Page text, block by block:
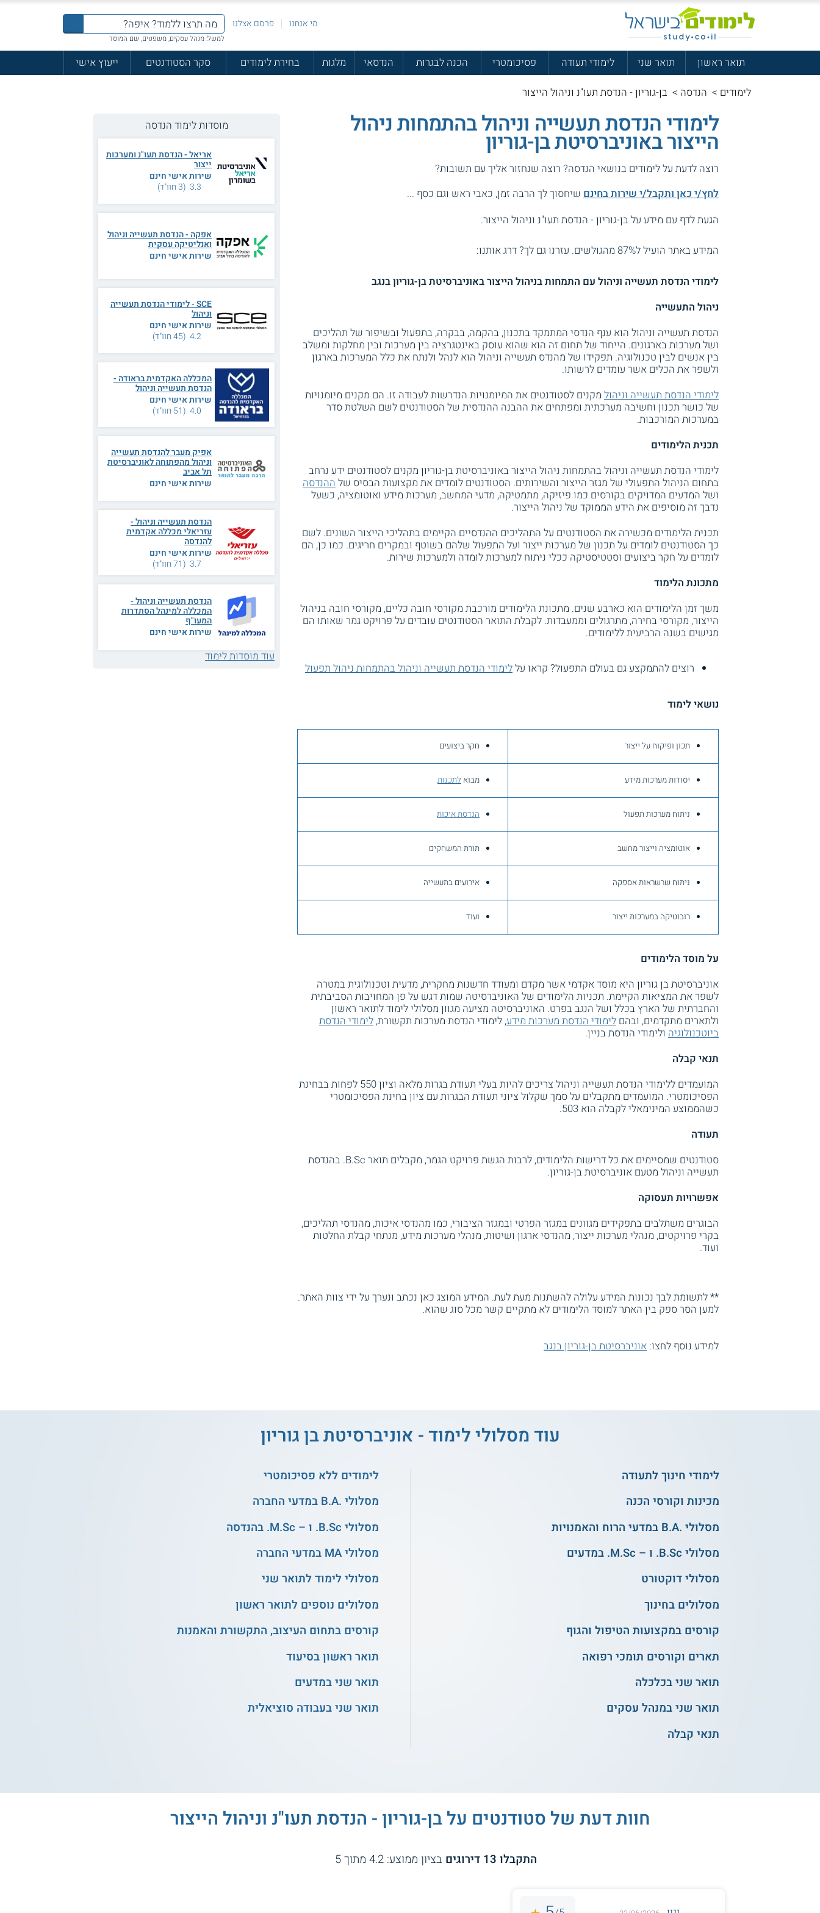
מי אנחנו פרסם אצלנו
למשל: מנהל עסקים, משפטים, שם המוסד
תואר ראשון תואר שני לימודי תעודה פסיכומטרי הכנה לבגרות הנדסאי מלגות בחירת לימודים סקר הסטודנטים
ייעוץ אישי
לימודים > הנדסה > בן-גוריון - הנדסת תעו"נ וניהול הייצור
לימודי הנדסת תעשייה וניהול בהתמחות ניהול
הייצור באוניברסיטת בן-גוריון
רוצה לדעת על לימודים בנושאי הנדסה? רוצה שנחזור אליך עם תשובות?
לחץ/י כאן ותקבל/י שירות בחינם שיחסוך לך הרבה זמן, כאבי ראש וגם כסף ...
הגעת לדף עם מידע על בן-גוריון - הנדסת תעו"נ וניהול הייצור.
המידע באתר הועיל ל87% מהגולשים.
עזרנו גם לך? דרג אותנו:
לימודי הנדסת תעשייה וניהול עם התמחות בניהול הייצור באוניברסיטת בן-גוריון בנגב
ניהול התעשייה
הנדסת תעשייה וניהול הוא ענף הנדסי המתמקד בתכנון, בהקמה, בבקרה, בתפעול ובשיפור של תהליכים
ושל מערכות בארגונים. הייחוד של תחום זה הוא שהוא עוסק באינטגרציה בין מערכות ובין מחלקות ומשלב
בין אנשים לבין טכנולוגיה. תפקידו של מהנדס תעשייה וניהול הוא לנהל ולנתח את כלל המערכות בארגון
ולשפר את הכלים אשר עומדים לרשותו.
לימודי הנדסת תעשייה וניהול מקנים לסטודנטים את המיומנויות הנדרשות לעבודה זו. הם מקנים מיומנויות
של כושר תכנון וחשיבה מערכתית ומפתחים את ההבנה ההנדסית של הסטודנטים לשם השלטת סדר
במערכות המורכבות.
תכנית הלימודים
לימודי הנדסת תעשייה וניהול בהתמחות ניהול הייצור באוניברסיטת בן-גוריון מקנים לסטודנטים ידע נרחב
בתחום הניהול התפעולי של מגזר הייצור והשירותים. הסטודנטים לומדים את מקצועות הבסיס שלההנדסה
ושל המדעים המדויקים בקורסים כמו פיזיקה, מתמטיקה, מדעי המחשב, מערכות מידע ואוטומציה, כשעל
נדבך זה מוסיפים את הידע הממוקד של ניהול הייצור.
תכנית הלימודים מכשירה את הסטודנטים על התהליכים ההנדסיים הקיימים בתהליכי הייצור השונים. לשם
כך הסטודנטים לומדים על תכנון של מערכות ייצור ועל התפעול שלהם בשוטף ובמקרים חריגים. כמו כן, הם
לומדים על חקר ביצועים וסטטיסטיקה ככלי ניתוח למערכות לומדה ולמערכות שירות.
מתכונת הלימוד
משך זמן הלימודים הוא כארבע שנים. מתכונת הלימודים מורכבת מקורסי חובה כליים, מקורסי חובה בניהול
הייצור, מקורסי בחירה, מתרגולים וממעבדות. לקבלת התואר הסטודנטים עובדים על פרויקט גמר שאותו הם
מגישים בשנה הרביעית ללימודים.
רוצים להתמקצע גם בעולם התפעול? קראו עללימודי הנדסת תעשייה וניהול בהתמחות ניהול תפעול
נושאי לימוד
תכון ופיקוח על ייצור חקר ביצועים
יסודות מערכות מידע מבואלתכנות
ניתוח מערכות תפעול הנדסת איכות
אוטומציה וייצור מחשב תורת המשחקים
ניתוח שרשראות אספקה אירועים בתעשייה
רובוטיקה במערכות ייצור ועוד
על מוסד הלימודים
אוניברסיטת בן גוריון היא מוסד אקדמי אשר מקדם ומעודד חדשנות מחקרית, מדעית וטכנולוגית במטרה
לשפר את המציאות הקיימת. תכניות הלימודים של האוניברסיטה שמות דגש על פן המחויבות הסביבתית
והחברתית של הארץ בכלל ושל הנגב בפרט. האוניברסיטה מציעה מגוון מסלולי לימוד לתואר ראשון
ולתארים מתקדמים, ובהם לימודי הנדסת מערכות מידע, לימודי הנדסת מערכות תקשורת,לימודי הנדסת
ביוטכנולוגיה ולימודי הנדסת בניין.
תנאי קבלה
המועמדים ללימודי הנדסת תעשייה וניהול צריכים להיות בעלי תעודת בגרות מלאה וציון 550 לפחות בבחינת
הפסיכומטרי. המועמדים מתקבלים על סמך שקלול ציוני תעודת הבגרות עם ציון בחינת הפסיכומטרי
כשהממוצע המינימאלי לקבלה הוא 503.
תעודה
סטודנטים שמסיימים את כל דרישות הלימודים, לרבות הגשת פרויקט הגמר, מקבלים תואר B.Sc. בהנדסת
תעשייה וניהול מטעם אוניברסיטת בן-גוריון.
אפשרויות תעסוקה
הבוגרים משתלבים בתפקידים מגוונים במגזר הפרטי ובמגזר הציבורי, כמו מהנדסי איכות, מהנדסי תהליכים,
בקרי פרויקטים, מנהלי מערכות ייצור, מהנדסי ארגון ושיטות, מנהלי מערכות מידע, מנתחי קבלת החלטות
ועוד.
** לתשומת לבך נכונות המידע עלולה להשתנות מעת לעת. המידע המוצג כאן נכתב ונערך על ידי צוות האתר.
למען הסר ספק בין האתר למוסד הלימודים לא מתקיים קשר מכל סוג שהוא.
למידע נוסף לחצו: אוניברסיטת בן-גוריון בנגב
מוסדות לימוד הנדסה
אריאל - הנדסת תעו"נ ומערכות
ייצור
שירות אישי חינם
3.3 (3 חוו"ד)
אפקה - הנדסת תעשייה וניהול
ואנליטיקה עסקית
שירות אישי חינם
SCE - לימודי הנדסת תעשייה
וניהול
שירות אישי חינם
4.2 (45 חוו"ד)
המכללה האקדמית בראודה -
הנדסת תעשייה וניהול
שירות אישי חינם
4.0 (51 חוו"ד)
אפיק מעבר להנדסת תעשייה
וניהול מהפתוחה לאוניברסיטת
תל אביב
שירות אישי חינם
הנדסת תעשייה וניהול -
עזריאלי מכללה אקדמית
להנדסה
שירות אישי חינם
3.7 (71 חוו"ד)
הנדסת תעשייה וניהול -
המכללה למינהל הסתדרות
המעו"ף
שירות אישי חינם
עוד מוסדות לימוד
עוד מסלולי לימוד - אוניברסיטת בן גוריון
לימודי חינוך לתעודה
מכינות וקורסי הכנה
מסלולי .B.A במדעי הרוח והאמנויות
מסלולי B.Sc. ו – M.Sc. במדעים
מסלולי דוקטורט
מסלולים בחינוך
קורסים במקצועות הטיפול והגוף
תארים וקורסים תומכי רפואה
תואר שני בכלכלה
תואר שני במנהל עסקים
תנאי קבלה
לימודים ללא פסיכומטרי
מסלולי .B.A במדעי החברה
מסלולי B.Sc. ו – M.Sc. בהנדסה
מסלולי MA במדעי החברה
מסלולי לימוד לתואר שני
מסלולים נוספים לתואר ראשון
קורסים בתחום העיצוב, התקשורת והאמנות
תואר ראשון בסיעוד
תואר שני במדעים
תואר שני בעבודה סוציאלית
חוות דעת של סטודנטים עלבן-גוריון - הנדסת תעו"נ וניהול הייצור
התקבלו 13 דירוגים בציון ממוצע: 4.2מתוך5